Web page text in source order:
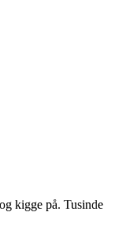
kigge på. Tusinde